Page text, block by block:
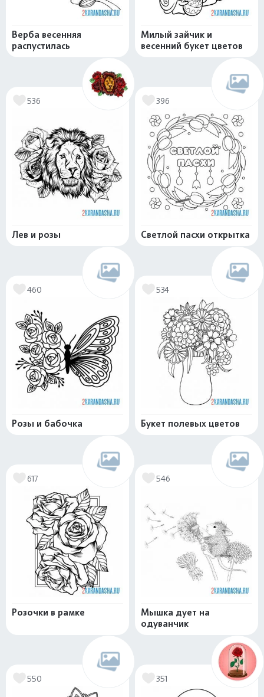
Верба весенняя
распустилась
Милый зайчик и
весенний букет цветов
536
Лев и розы
396
Светлой пасхи открытка
460
Розы и бабочка
534
Букет полевых цветов
617
Розочки в рамке
546
Мышка дует на
одуванчик
550 351